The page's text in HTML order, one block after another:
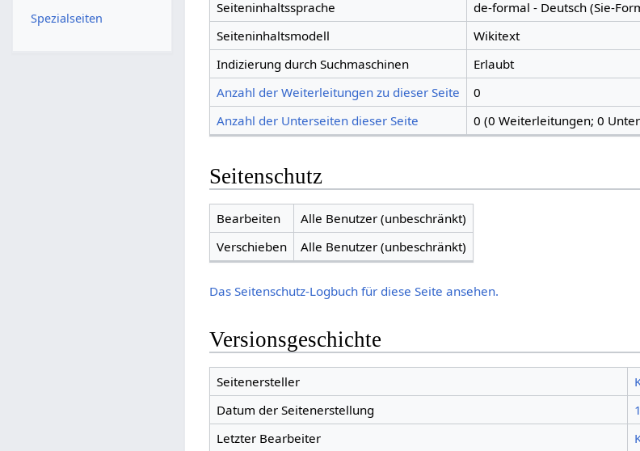
Seiteninhaltssprache
de-formal - Deutsch (Sie-
Seiteninhaltsmodell
Wikitext
Indizierung durch Suchmaschinen
Erlaubt
Anzahl der Weiterleitungen zu dieser Seite
0
Anzahl der Unterseiten dieser Seite
0 (0 Weiterleitungen; 0
Seitenschutz
Bearbeiten
Alle Benutzer (unbeschränkt)
Verschieben
Alle Benutzer (unbeschränkt)
Das Seitenschutz-Logbuch für diese Seite ansehen.
Versionsgeschichte
Seitenersteller
Datum der Seitenerstellung
Letzter Bearbeiter
Spezialseiten